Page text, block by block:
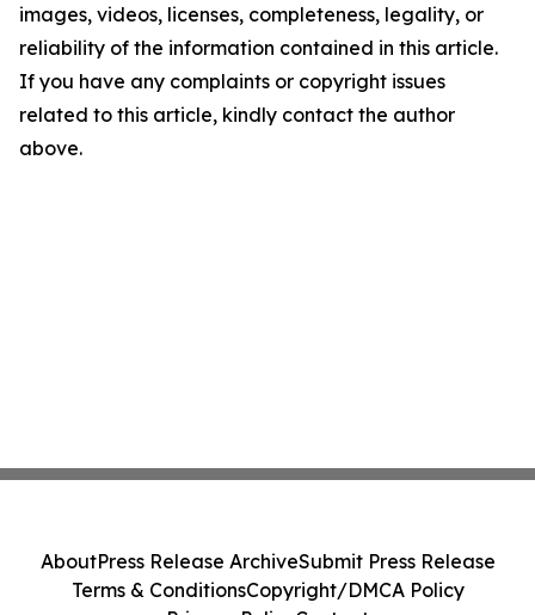
images, videos, licenses, completeness, legality, or
reliability of the information contained in this article.
If you have any complaints or copyright issues
related to this article, kindly contact the author
above.
AboutPress Release ArchiveSubmit Press Release
Terms & ConditionsCopyright/DMCA Policy